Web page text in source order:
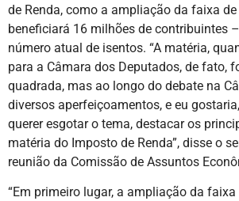
de Renda, como a ampliação da faixa
beneficiará 16 milhões de contribuintes
número atual de isentos. “A matéria,
para a Câmara dos Deputados, de fato,
quadrada, mas ao longo do debate na
diversos aperfeiçoamentos, e eu
querer esgotar o tema, destacar os
matéria do Imposto de Renda”, disse o
reunião da Comissão de Assuntos
“Em primeiro lugar, a ampliação da